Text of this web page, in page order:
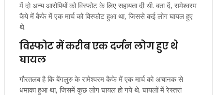
में दो अन्य आरोपियों को विस्फोट के लिए सहायता दी थी. बता दें, रामेश्वरम
कैपे में कैफे में एक मार्च को विस्फोट हुआ था, जिससे कई लोग घायल हुए
थे.
विस्फोट में करीब एक दर्जन लोग हुए थे
घायल
गौरतलब है कि बेंगलुरु के रामेश्वरम कैफे में एक मार्च को अचानक से
धमाका हुआ था, जिसमें कुछ लोग घायल हो गये थे. घायलों में रेस्तरां